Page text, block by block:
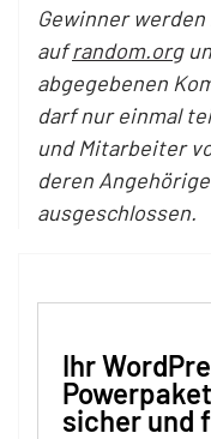
Gewinner
aufrandom.org
abgegebenen
darf nur einmal
und Mitarbeiter
deren
ausgeschlossen.
Ihr
sicher und